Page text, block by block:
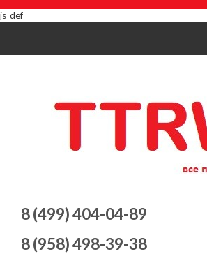
js_def
8 (499) 404-04-89
8 (958) 498-39-38